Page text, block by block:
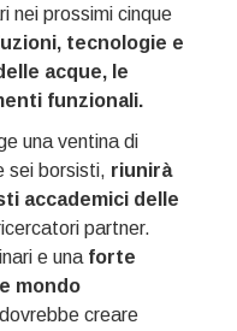
nei prossimi cinque
tecnologie e
acque, le
funzionali.
una ventina di
sei borsisti, riunirà
accademici delle
partner.
e una forte
mondo
creare